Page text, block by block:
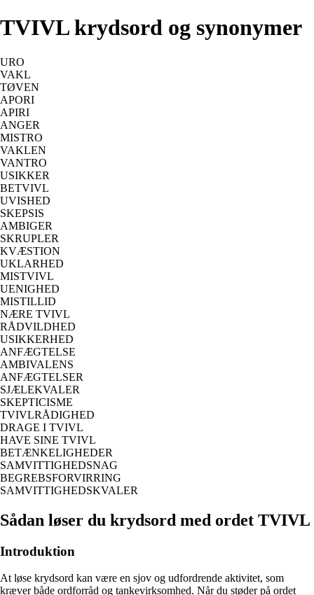
TVIVL krydsord og synonymer
URO
VAKL
TØVEN
APORI
APIRI
ANGER
MISTRO
VAKLEN
VANTRO
USIKKER
BETVIVL
UVISHED
SKEPSIS
AMBIGER
SKRUPLER
KVÆSTION
UKLARHED
MISTVIVL
UENIGHED
MISTILLID
NÆRE TVIVL
RÅDVILDHED
USIKKERHED
ANFÆGTELSE
AMBIVALENS
ANFÆGTELSER
SJÆLEKVALER
SKEPTICISME
TVIVLRÅDIGHED
DRAGE I TVIVL
HAVE SINE TVIVL
BETÆNKELIGHEDER
SAMVITTIGHEDSNAG
BEGREBSFORVIRRING
SAMVITTIGHEDSKVALER
Sådan løser du krydsord med ordet TVIVL
Introduktion
At løse krydsord kan være en sjov og udfordrende aktivitet, som
kræver både ordforråd og tankevirksomhed. Når du støder på ordet